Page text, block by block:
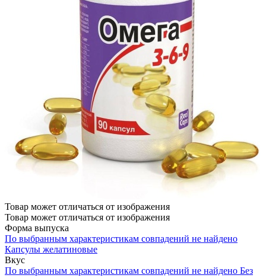
Товар может отличаться от изображения
Товар может отличаться от изображения
Форма выпуска
По выбранным характеристикам совпадений не найдено
Капсулы желатиновые
Вкус
По выбранным характеристикам совпадений не найдено Без